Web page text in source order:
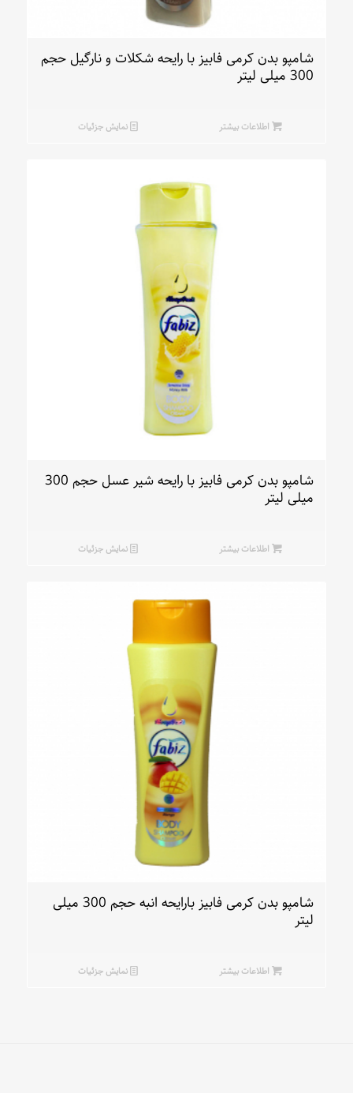
شامپو بدن کرمی فابیز با رایحه شکلات و نارگیل حجم
300 میلی لیتر
اطلاعات بیشتر نمایش جزئیات
شامپو بدن کرمی فابیز با رایحه شیر عسل حجم 300
میلی لیتر
اطلاعات بیشتر نمایش جزئیات
شامپو بدن کرمی فابیز بارایحه انبه حجم 300 میلی
لیتر
اطلاعات بیشتر نمایش جزئیات